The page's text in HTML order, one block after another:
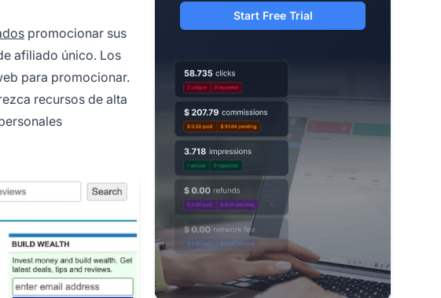
promocionar sus
afiliado único. Los
para promocionar.
recursos de alta
Start Free Trial